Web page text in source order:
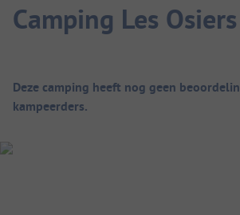
Camping Les Osiers
Camping overzicht
Deze camping heeft nog geen
kampeerders.